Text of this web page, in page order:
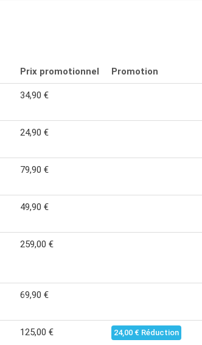
Prix promotionnel Promotion
34,90 €
24,90 €
79,90 €
49,90 €
259,00 €
69,90 €
125,00 € 24,00 € Réduction